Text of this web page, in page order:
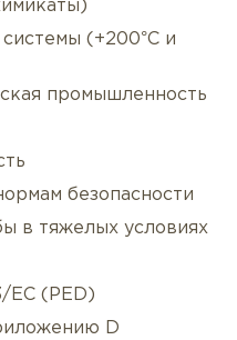
(+200°C и
промышленность
безопасности
в тяжелых условиях
EC (PED)
D